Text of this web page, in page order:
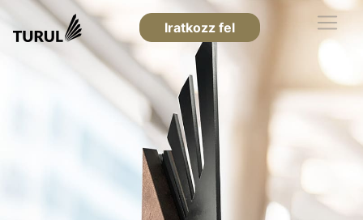
Iratkozz fel